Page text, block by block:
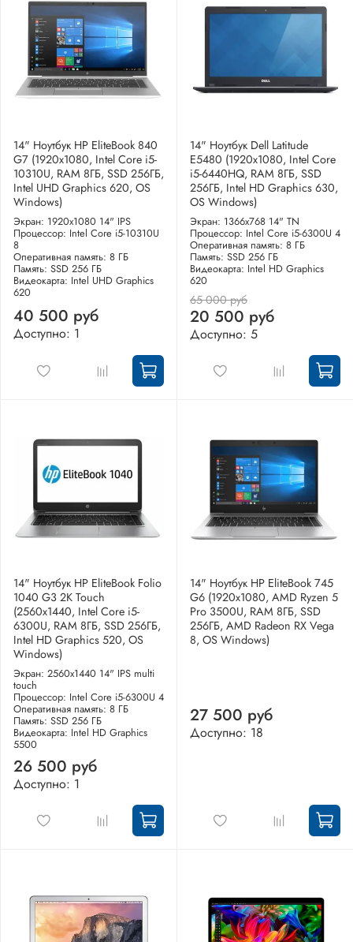
14" Ноутбук HP EliteBook 840
G7 (1920x1080, Intel Core i5-
10310U, RAM 8ГБ, SSD 256ГБ,
Intel UHD Graphics 620, OS
Windows)
Экран: 1920x1080 14" IPS
Процессор: Intel Core i5-10310U
8
Оперативная память: 8 ГБ
Память: SSD 256 ГБ
Видеокарта: Intel UHD Graphics
620
40 500 руб
Доступно: 1
14" Ноутбук Dell Latitude
E5480 (1920х1080, Intel Core
i5-6440HQ, RAM 8ГБ, SSD
256ГБ, Intel HD Graphics 630,
OS Windows)
Экран: 1366x768 14" TN
Процессор: Intel Core i5-6300U 4
Оперативная память: 8 ГБ
Память: SSD 256 ГБ
Видеокарта: Intel HD Graphics
620
65 000 руб
20 500 руб
Доступно: 5
14" Ноутбук HP EliteBook Folio
1040 G3 2K Touch
(2560x1440, Intel Core i5-
6300U, RAM 8ГБ, SSD 256ГБ,
Intel HD Graphics 520, OS
Windows)
Экран: 2560x1440 14" IPS multi
touch
Процессор: Intel Core i5-6300U 4
Оперативная память: 8 ГБ
Память: SSD 256 ГБ
Видеокарта: Intel HD Graphics
5500
26 500 руб
Доступно: 1
14" Ноутбук HP EliteBook 745
G6 (1920x1080, AMD Ryzen 5
Pro 3500U, RAM 8ГБ, SSD
256ГБ, AMD Radeon RX Vega
8, OS Windows)
27 500 руб
Доступно: 18